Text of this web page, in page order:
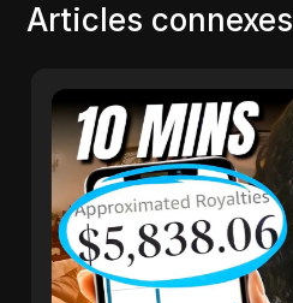
Articles connexes